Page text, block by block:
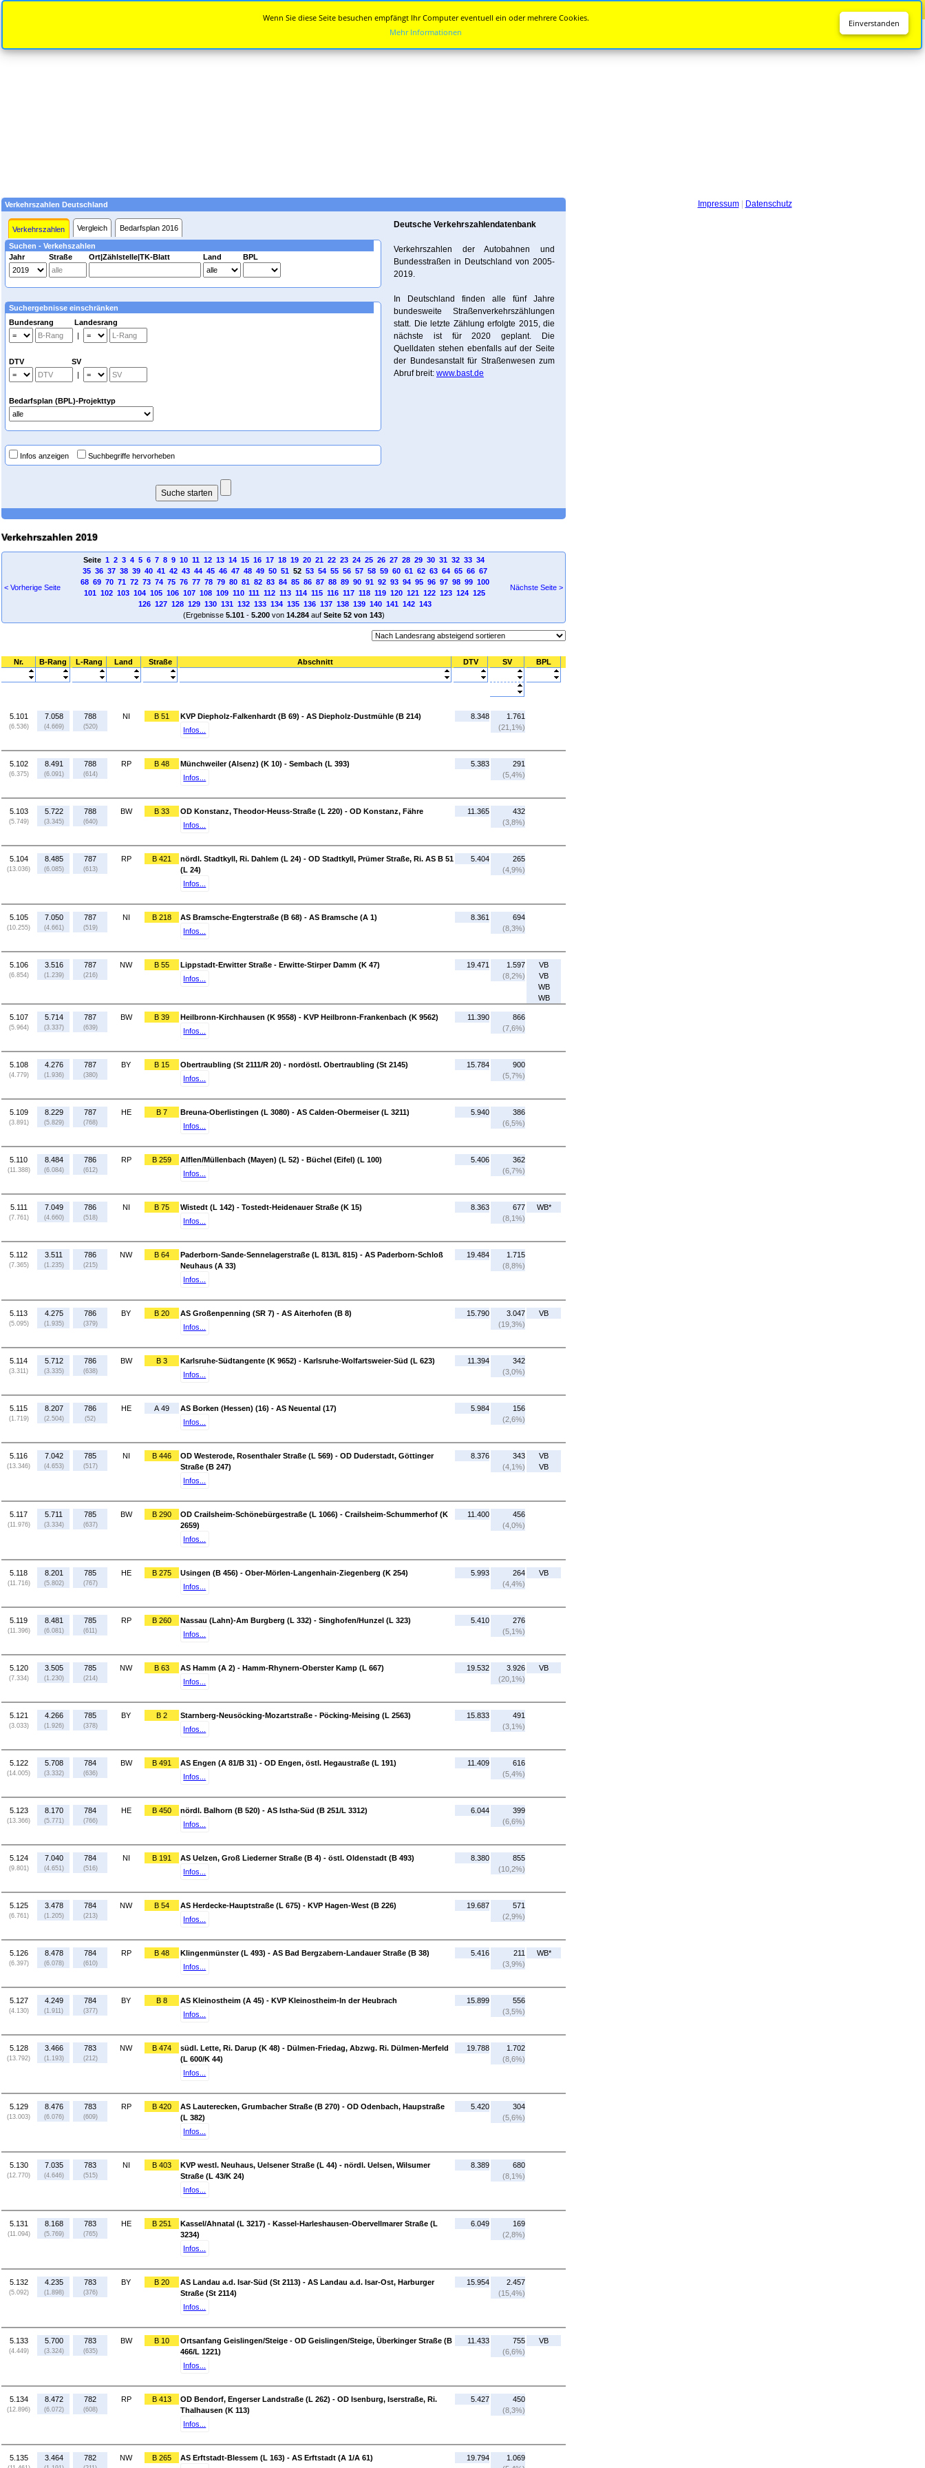
Verkehrszahlen Deutschland
Verkehrszahlen Vergleich Bedarfsplan 2016
Suchen - Verkehszahlen
Jahr
Straße Ort|Zählstelle|TK-Blatt Land BPL
Suchergebnisse einschränken
Bundesrang Landesrang
|
DTV SV
|
Bedarfsplan (BPL)-Projekttyp
Infos anzeigen Suchbegriffe hervorheben
Deutsche Verkehrszahlendatenbank
Verkehrszahlen der Autobahnen und
Bundesstraßen in Deutschland von 2005-
2019.
In Deutschland finden alle fünf Jahre
bundesweite Straßenverkehrszählungen
statt. Die letzte Zählung erfolgte 2015, die
nächste ist für 2020 geplant. Die
Quelldaten stehen ebenfalls auf der Seite
der Bundesanstalt für Straßenwesen zum
Abruf breit: www.bast.de
Verkehrszahlen 2019
< Vorherige Seite
Seite 1 2 3 4 5 6 7 8 9 10 11 12 13 14 15 16 17 18 19 20 21 22 23 24 25 26 27 28 29 30 31 32 33 34
35 36 37 38 39 40 41 42 43 44 45 46 47 48 49 50 5152 53 54 55 56 57 58 59 60 61 62 63 64 65 66 67
68 69 70 71 72 73 74 75 76 77 78 79 80 81 82 83 84 85 86 87 88 89 90 91 92 93 94 95 96 97 98 99 100
101 102 103 104 105 106 107 108 109 110 111 112 113 114 115 116 117 118 119 120 121 122 123 124 125
126 127 128 129 130 131 132 133 134 135 136 137 138 139 140 141 142 143
(Ergebnisse 5.101- 5.200von 14.284auf Seite 52 von 143)
Nächste Seite >
Nr. B-Rang L-Rang Land Straße Abschnitt DTV SV BPL
5.101
(6.536)
7.058
(4.669)
788
(520)
NI B 51
KVP Diepholz-Falkenhardt (B 69) - AS Diepholz-Dustmühle (B 214)
Infos...
8.348
1.761
(21,1%)
5.102
(6.375)
8.491
(6.091)
788
(614)
RP B 48
Münchweiler (Alsenz) (K 10) - Sembach (L 393)
Infos...
5.383
291
(5,4%)
5.103
(5.749)
5.722
(3.345)
788
(640)
BW B 33
OD Konstanz, Theodor-Heuss-Straße (L 220) - OD Konstanz, Fähre
Infos...
11.365
432
(3,8%)
5.104
(13.036)
8.485
(6.085)
787
(613)
RP B 421
nördl. Stadtkyll, Ri. Dahlem (L 24) - OD Stadtkyll, Prümer Straße, Ri. AS B 51
(L 24)
Infos...
5.404
265
(4,9%)
5.105
(10.255)
7.050
(4.661)
787
(519)
NI B 218
AS Bramsche-Engterstraße (B 68) - AS Bramsche (A 1)
Infos...
8.361
694
(8,3%)
5.106
(6.854)
3.516
(1.239)
787
(216)
NW B 55
Lippstadt-Erwitter Straße - Erwitte-Stirper Damm (K 47)
Infos...
19.471
1.597
(8,2%)
VB
VB
WB
WB
5.107
(5.964)
5.714
(3.337)
787
(639)
BW B 39
Heilbronn-Kirchhausen (K 9558) - KVP Heilbronn-Frankenbach (K 9562)
Infos...
11.390
866
(7,6%)
5.108
(4.779)
4.276
(1.936)
787
(380)
BY B 15
Obertraubling (St 2111/R 20) - nordöstl. Obertraubling (St 2145)
Infos...
15.784
900
(5,7%)
5.109
(3.891)
8.229
(5.829)
787
(768)
HE B 7
Breuna-Oberlistingen (L 3080) - AS Calden-Obermeiser (L 3211)
Infos...
5.940
386
(6,5%)
5.110
(11.388)
8.484
(6.084)
786
(612)
RP B 259
Alflen/Müllenbach (Mayen) (L 52) - Büchel (Eifel) (L 100)
Infos...
5.406
362
(6,7%)
5.111
(7.761)
7.049
(4.660)
786
(518)
NI B 75
Wistedt (L 142) - Tostedt-Heidenauer Straße (K 15)
Infos...
8.363
677
(8,1%)
WB*
5.112
(7.365)
3.511
(1.235)
786
(215)
NW B 64
Paderborn-Sande-Sennelagerstraße (L 813/L 815) - AS Paderborn-Schloß
Neuhaus (A 33)
Infos...
19.484
1.715
(8,8%)
5.113
(5.095)
4.275
(1.935)
786
(379)
BY B 20
AS Großenpenning (SR 7) - AS Aiterhofen (B 8)
Infos...
15.790
3.047
(19,3%)
VB
5.114
(3.311)
5.712
(3.335)
786
(638)
BW B 3
Karlsruhe-Südtangente (K 9652) - Karlsruhe-Wolfartsweier-Süd (L 623)
Infos...
11.394
342
(3,0%)
5.115
(1.719)
8.207
(2.504)
786
(52)
HE A 49
AS Borken (Hessen) (16) - AS Neuental (17)
Infos...
5.984
156
(2,6%)
5.116
(13.346)
7.042
(4.653)
785
(517)
NI B 446
OD Westerode, Rosenthaler Straße (L 569) - OD Duderstadt, Göttinger
Straße (B 247)
Infos...
8.376
343
(4,1%)
VB
VB
5.117
(11.976)
5.711
(3.334)
785
(637)
BW B 290
OD Crailsheim-Schönebürgestraße (L 1066) - Crailsheim-Schummerhof (K
2659)
Infos...
11.400
456
(4,0%)
5.118
(11.716)
8.201
(5.802)
785
(767)
HE B 275
Usingen (B 456) - Ober-Mörlen-Langenhain-Ziegenberg (K 254)
Infos...
5.993
264
(4,4%)
VB
5.119
(11.396)
8.481
(6.081)
785
(611)
RP B 260
Nassau (Lahn)-Am Burgberg (L 332) - Singhofen/Hunzel (L 323)
Infos...
5.410
276
(5,1%)
5.120
(7.334)
3.505
(1.230)
785
(214)
NW B 63
AS Hamm (A 2) - Hamm-Rhynern-Oberster Kamp (L 667)
Infos...
19.532
3.926
(20,1%)
VB
5.121
(3.033)
4.266
(1.926)
785
(378)
BY B 2
Starnberg-Neusöcking-Mozartstraße - Pöcking-Meising (L 2563)
Infos...
15.833
491
(3,1%)
5.122
(14.005)
5.708
(3.332)
784
(636)
BW B 491
AS Engen (A 81/B 31) - OD Engen, östl. Hegaustraße (L 191)
Infos...
11.409
616
(5,4%)
5.123
(13.366)
8.170
(5.771)
784
(766)
HE B 450
nördl. Balhorn (B 520) - AS Istha-Süd (B 251/L 3312)
Infos...
6.044
399
(6,6%)
5.124
(9.801)
7.040
(4.651)
784
(516)
NI B 191
AS Uelzen, Groß Liederner Straße (B 4) - östl. Oldenstadt (B 493)
Infos...
8.380
855
(10,2%)
5.125
(6.761)
3.478
(1.205)
784
(213)
NW B 54
AS Herdecke-Hauptstraße (L 675) - KVP Hagen-West (B 226)
Infos...
19.687
571
(2,9%)
5.126
(6.397)
8.478
(6.078)
784
(610)
RP B 48
Klingenmünster (L 493) - AS Bad Bergzabern-Landauer Straße (B 38)
Infos...
5.416
211
(3,9%)
WB*
5.127
(4.130)
4.249
(1.911)
784
(377)
BY B 8
AS Kleinostheim (A 45) - KVP Kleinostheim-In der Heubrach
Infos...
15.899
556
(3,5%)
5.128
(13.792)
3.466
(1.193)
783
(212)
NW B 474
südl. Lette, Ri. Darup (K 48) - Dülmen-Friedag, Abzwg. Ri. Dülmen-Merfeld
(L 600/K 44)
Infos...
19.788
1.702
(8,6%)
5.129
(13.003)
8.476
(6.076)
783
(609)
RP B 420
AS Lauterecken, Grumbacher Straße (B 270) - OD Odenbach, Haupstraße
(L 382)
Infos...
5.420
304
(5,6%)
5.130
(12.770)
7.035
(4.646)
783
(515)
NI B 403
KVP westl. Neuhaus, Uelsener Straße (L 44) - nördl. Uelsen, Wilsumer
Straße (L 43/K 24)
Infos...
8.389
680
(8,1%)
5.131
(11.094)
8.168
(5.769)
783
(765)
HE B 251
Kassel/Ahnatal (L 3217) - Kassel-Harleshausen-Obervellmarer Straße (L
3234)
Infos...
6.049
169
(2,8%)
5.132
(5.092)
4.235
(1.898)
783
(376)
BY B 20
AS Landau a.d. Isar-Süd (St 2113) - AS Landau a.d. Isar-Ost, Harburger
Straße (St 2114)
Infos...
15.954
2.457
(15,4%)
5.133
(4.449)
5.700
(3.324)
783
(635)
BW B 10
Ortsanfang Geislingen/Steige - OD Geislingen/Steige, Überkinger Straße (B
466/L 1221)
Infos...
11.433
755
(6,6%)
VB
5.134
(12.896)
8.472
(6.072)
782
(608)
RP B 413
OD Bendorf, Engerser Landstraße (L 262) - OD Isenburg, Iserstraße, Ri.
Thalhausen (K 113)
Infos...
5.427
450
(8,3%)
5.135 3.464 782 NW B 265
AS Erftstadt-Blessem (L 163) - AS Erftstadt (A 1/A 61)
19.794
1.069
Impressum| Datenschutz
Einverstanden
Wenn Sie diese Seite besuchen empfängt Ihr Computer eventuell ein oder mehrere Cookies.
Mehr Informationen